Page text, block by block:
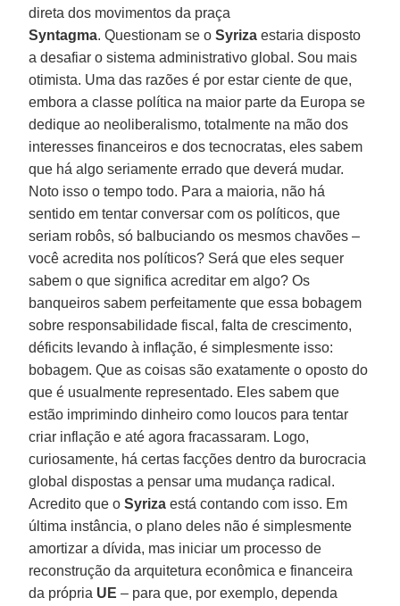
direta dos movimentos da praça
Syntagma. Questionam se oSyriza estaria disposto
a desafiar o sistema administrativo global. Sou mais
otimista. Uma das razões é por estar ciente de que,
embora a classe política na maior parte da Europa se
dedique ao neoliberalismo, totalmente na mão dos
interesses financeiros e dos tecnocratas, eles sabem
que há algo seriamente errado que deverá mudar.
Noto isso o tempo todo. Para a maioria, não há
sentido em tentar conversar com os políticos, que
seriam robôs, só balbuciando os mesmos chavões –
você acredita nos políticos? Será que eles sequer
sabem o que significa acreditar em algo? Os
banqueiros sabem perfeitamente que essa bobagem
sobre responsabilidade fiscal, falta de crescimento,
déficits levando à inflação, é simplesmente isso:
bobagem. Que as coisas são exatamente o oposto do
que é usualmente representado. Eles sabem que
estão imprimindo dinheiro como loucos para tentar
criar inflação e até agora fracassaram. Logo,
curiosamente, há certas facções dentro da burocracia
global dispostas a pensar uma mudança radical.
Acredito que oSyriza está contando com isso. Em
última instância, o plano deles não é simplesmente
amortizar a dívida, mas iniciar um processo de
reconstrução da arquitetura econômica e financeira
da própria UE – para que, por exemplo, dependa